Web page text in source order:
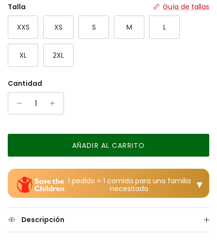
Rating of 7 means Grande.
The rating of this product for "" is 4.
Talla Guía de tallas
XXS XS S M L
XL 2XL
Cantidad
AÑADIR AL CARRITO
1 pedido = 1 comida para una familia
necesitada
▼
Descripción